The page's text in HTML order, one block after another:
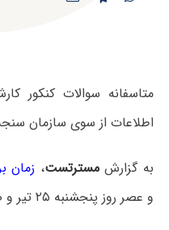
متاسفانه سوالات کنکور
اطلاعات از سوی سازمان
به گزارشمسترتست، زمان
و عصر روز پنجشنبه ۲۵ تیر و صبح روز جمعه ۲۶ تیرماه ۱۴۰۵ بود.